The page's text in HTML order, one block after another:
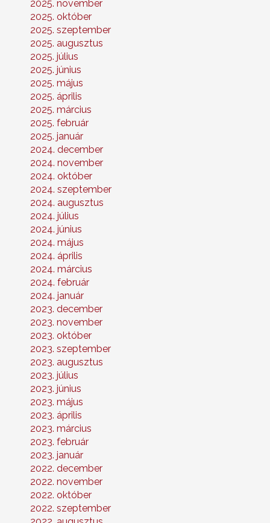
2025. november
2025. október
2025. szeptember
2025. augusztus
2025. július
2025. június
2025. május
2025. április
2025. március
2025. február
2025. január
2024. december
2024. november
2024. október
2024. szeptember
2024. augusztus
2024. július
2024. június
2024. május
2024. április
2024. március
2024. február
2024. január
2023. december
2023. november
2023. október
2023. szeptember
2023. augusztus
2023. július
2023. június
2023. május
2023. április
2023. március
2023. február
2023. január
2022. december
2022. november
2022. október
2022. szeptember